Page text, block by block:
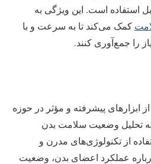
استفاده است. این ویژگی به
کمک می‌کند تا به سرعت و با
را جمع‌آوری کنند.
از ابزارهای پیشرفته و مؤثر در حوزه
تحلیل وضعیت سلامت بدن
از تکنولوژی‌های مدرن و
عملکرد اعضای بدن، وضعیت